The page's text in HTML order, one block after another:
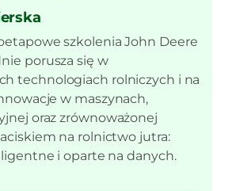
szkolenia John Deere
porusza się w
technologiach rolniczych i na
w maszynach,
oraz zrównoważonej
na rolnictwo jutra:
i oparte na danych.